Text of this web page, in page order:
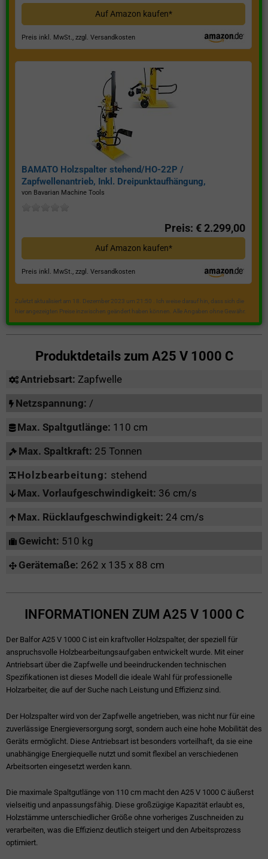
Auf Amazon kaufen*
Preis inkl. MwSt., zzgl. Versandkosten
BAMATO Holzspalter stehend/HO-22P /
Zapfwellenantrieb, Inkl. Dreipunktaufhängung,
Spaltkraft 22 Tonnen*
von Bavarian Machine Tools
Preis: € 2.299,00
Auf Amazon kaufen*
Preis inkl. MwSt., zzgl. Versandkosten
Zuletzt aktualisiert am 18. Dezember 2023 um 21:50 . Ich weise darauf hin, dass sich die
hier angezeigten Preise inzwischen geändert haben können. Alle Angaben ohne Gewähr.
Produktdetails zum A25 V 1000 C
Antriebsart: Zapfwelle
Netzspannung: /
Max. Spaltgutlänge: 110 cm
Max. Spaltkraft: 25 Tonnen
Holzbearbeitung: stehend
Max. Vorlaufgeschwindigkeit: 36 cm/s
Max. Rücklaufgeschwindigkeit: 24 cm/s
Gewicht: 510 kg
Gerätemaße: 262 x 135 x 88 cm
INFORMATIONEN ZUM A25 V 1000 C
Der Balfor A25 V 1000 C ist ein kraftvoller Holzspalter, der speziell für
anspruchsvolle Holzbearbeitungsaufgaben entwickelt wurde. Mit einer
Antriebsart über die Zapfwelle und beeindruckenden technischen
Spezifikationen ist dieses Modell die ideale Wahl für professionelle
Holzarbeiter, die auf der Suche nach Leistung und Effizienz sind.
Der Holzspalter wird von der Zapfwelle angetrieben, was nicht nur für eine
zuverlässige Energieversorgung sorgt, sondern auch eine hohe Mobilität des
Geräts ermöglicht. Diese Antriebsart ist besonders vorteilhaft, da sie eine
unabhängige Energiequelle nutzt und somit flexibel an verschiedenen
Arbeitsorten eingesetzt werden kann.
Die maximale Spaltgutlänge von 110 cm macht den A25 V 1000 C äußerst
vielseitig und anpassungsfähig. Diese großzügige Kapazität erlaubt es,
Holzstämme unterschiedlicher Größe ohne vorheriges Zuschneiden zu
verarbeiten, was die Effizienz deutlich steigert und den Arbeitsprozess
optimiert.